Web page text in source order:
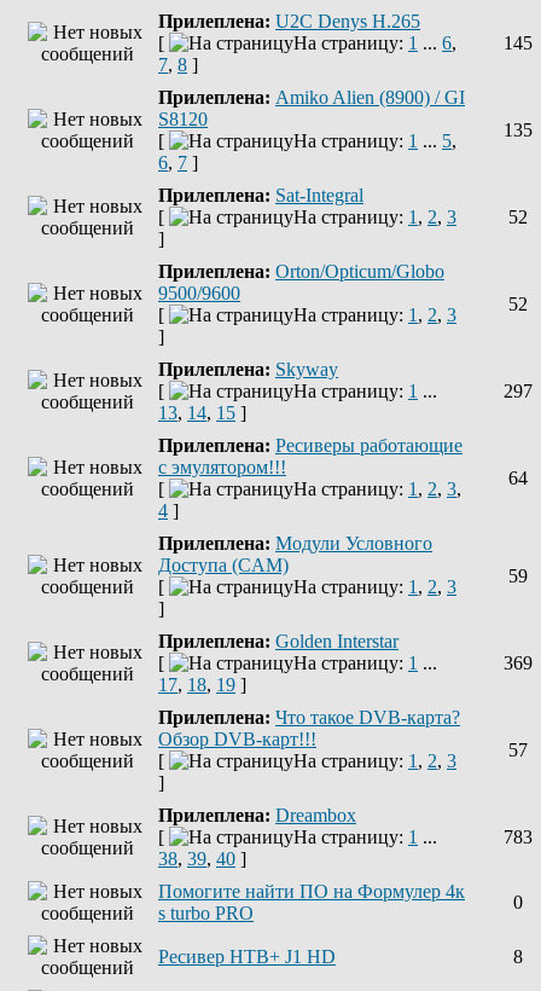
Прилеплена: U2C Denys H.265
[
На страницу: 1 ... 6,
7, 8 ]
145
Прилеплена: Amiko Alien (8900) / GI
S8120
[
На страницу: 1 ... 5,
6, 7 ]
135
Прилеплена: Sat-Integral
[
На страницу: 1 , 2, 3
]
52
Прилеплена: Orton/Opticum/Globo
9500/9600
[
На страницу: 1 , 2, 3
]
52
Прилеплена: Skyway
[
На страницу: 1 ...
13, 14, 15 ]
297
Прилеплена: Ресиверы работающие
с эмулятором!!!
[
На страницу: 1 , 2, 3,
4 ]
64
Прилеплена: Модули Условного
Доступа (CAM)
[
На страницу: 1 , 2, 3
]
59
Прилеплена: Golden Interstar
[
На страницу: 1 ...
17, 18, 19 ]
369
Прилеплена: Что такое DVB-карта?
Обзор DVB-карт!!!
[
На страницу: 1 , 2, 3
]
57
Прилеплена: Dreambox
[
На страницу: 1 ...
38, 39, 40 ]
783
Помогите найти ПО на Формулер 4к
s turbo PRO
0
Ресивер НТВ+ J1 HD 8